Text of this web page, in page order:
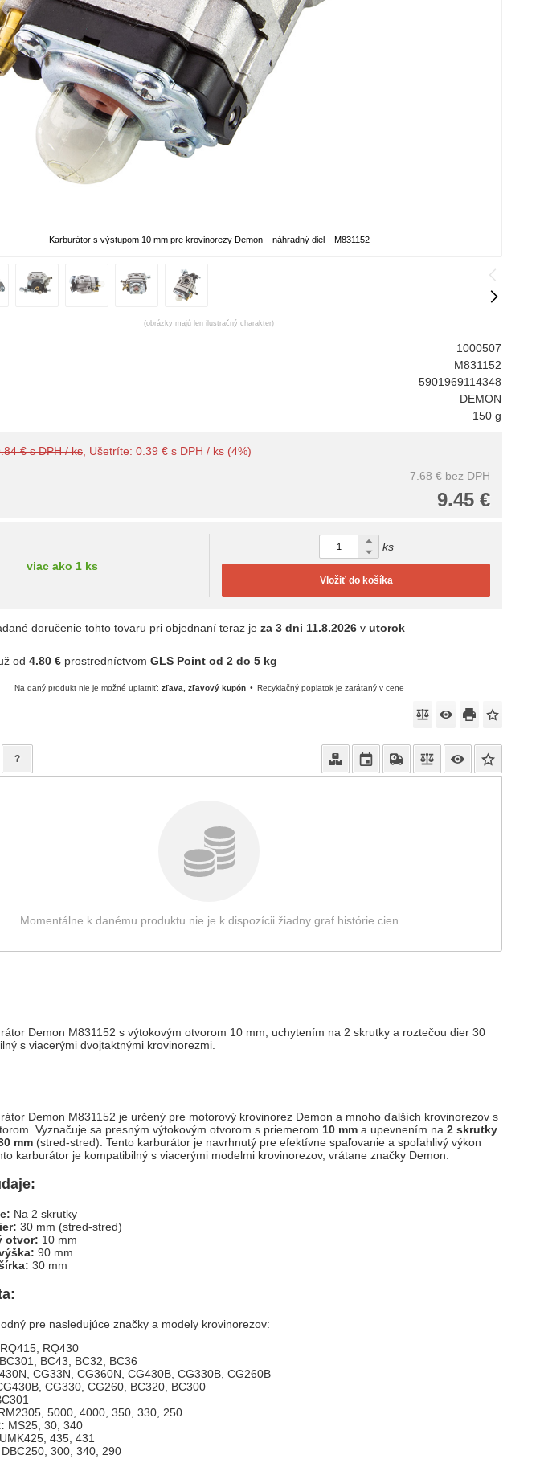
Karburátor s výstupom 10 mm pre krovinorezy Demon – náhradný diel – M831152
(obrázky majú len ilustračný charakter)
1000507
M831152
5901969114348
DEMON
150 g
€ s DPH / ks, Ušetríte: 0.39 € s DPH / ks (4%)
7.68 € bez DPH
9.45 €
viac ako 1 ks
ks
Vložiť do košíka
doručenie tohto tovaru pri objednaní teraz je za 3 dni 11.8.2026 v utorok
od 4.80 € prostredníctvom GLS Point od 2 do 5 kg
Na daný produkt nie je možné uplatniť: zľava, zľavový kupón Recyklačný poplatok je zarátaný v cene
?
Momentálne k danému produktu nie je k dispozícii žiadny graf histórie cien
Demon M831152 s výtokovým otvorom 10 mm, uchytením na 2 skrutky a roztečou dier 30
s viacerými dvojtaktnými krovinorezmi.
Demon M831152 je určený pre motorový krovinorez Demon a mnoho ďalších krovinorezov s
Vyznačuje sa presným výtokovým otvorom s priemerom 10 mm a upevnením na 2 skrutky
mm (stred-stred). Tento karburátor je navrhnutý pre efektívne spaľovanie a spoľahlivý výkon
karburátor je kompatibilný s viacerými modelmi krovinorezov, vrátane značky Demon.
Na 2 skrutky
30 mm (stred-stred)
otvor: 10 mm
90 mm
30 mm
pre nasledujúce značky a modely krovinorezov:
RQ415, RQ430
BC301, BC43, BC32, BC36
CG33N, CG360N, CG430B, CG330B, CG260B
CG330, CG260, BC320, BC300
5000, 4000, 350, 330, 250
MS25, 30, 340
UMK425, 435, 431
DBC250, 300, 340, 290